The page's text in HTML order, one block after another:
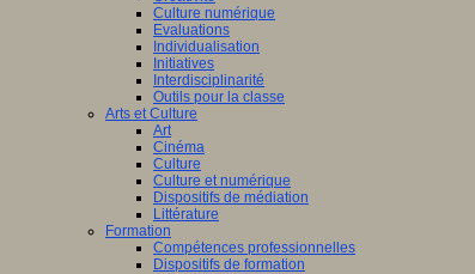
Culture numérique
Evaluations
Individualisation
Initiatives
Interdisciplinarité
Outils pour la classe
Arts et Culture
Art
Cinéma
Culture
Culture et numérique
Dispositifs de médiation
Littérature
Formation
Compétences professionnelles
Dispositifs de formation